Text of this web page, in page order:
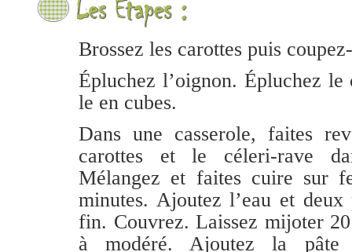
Brossez les carottes puis
Épluchez l’oignon. Épluchez
le en cubes.
Dans une casserole, faites
carottes et le céleri-rave
Mélangez et faites cuire sur
minutes. Ajoutez l’eau et deux
fin. Couvrez. Laissez mijoter
à modéré. Ajoutez la